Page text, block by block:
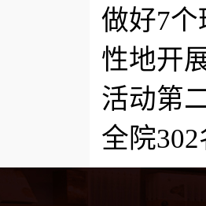
做好7
性地开
活动第
全院